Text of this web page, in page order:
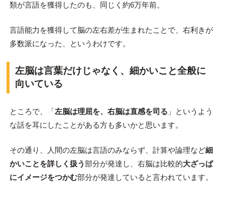
類が言語を獲得したのも、同じく約6万年前。
言語能力を獲得して脳の左右差が生まれたことで、右利きが
多数派になった、というわけです。
左脳は言葉だけじゃなく、細かいこと全般に
向いている
ところで、「左脳は理屈を、右脳は直感を司る 」というよう
な話を耳にしたことがある方も多いかと思います。
その通り、人間の左脳は言語のみならず、計算や論理など細
かいことを詳しく扱う部分が発達し、右脳は比較的大ざっぱ
にイメージをつかむ部分が発達していると言われています。